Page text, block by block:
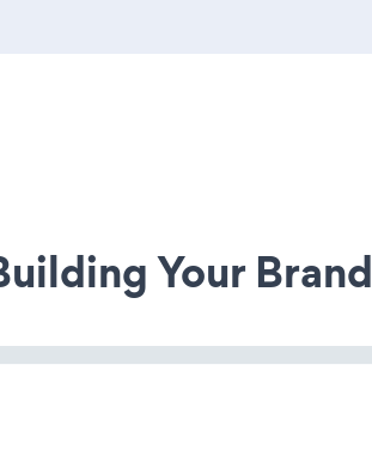
Your Brand